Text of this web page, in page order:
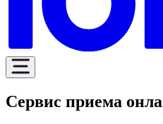
Сервис приема